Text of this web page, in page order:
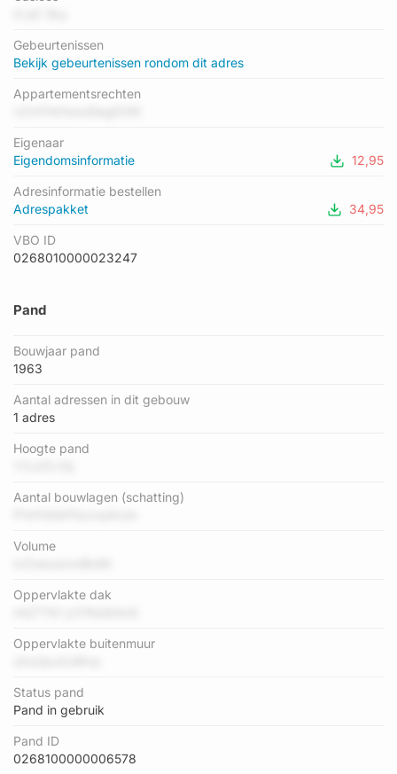
Nijenrodestraat 37 heeft als status: 'verblijfsobject in gebruik'.
Het pand waarin dit adres ligt heeft als status: 'pand in
Gebeurtenissen
Bekijk gebeurtenissen rondom dit adres
Appartementsrechten
Eigenaar
Eigendomsinformatie
12,95
Adresinformatie bestellen
Adrespakket
34,95
VBO ID
0268010000023247
Pand
Bouwjaar pand
1963
Aantal adressen in dit gebouw
1 adres
Hoogte pand
Aantal bouwlagen (schatting)
Volume
Oppervlakte dak
Oppervlakte buitenmuur
Status pand
Pand in gebruik
Pand ID
0268100000006578